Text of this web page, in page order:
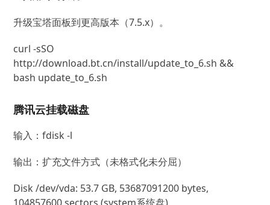
升级宝塔面板到更高版本（7.5.x）。
curl -sSO
http://download.bt.cn/install/update_to_6.sh &&
bash update_to_6.sh
腾讯云挂载磁盘
输入：fdisk -l
输出：扩充文件方式（未格式化未分屈）
Disk /dev/vda: 53.7 GB, 53687091200 bytes,